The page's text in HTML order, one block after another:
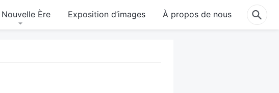
Nouvelle Ère Exposition d’images À propos de nous